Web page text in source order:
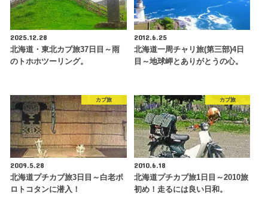
2025.12.28
北海道・東北カブ旅37日目～雨
のトホホツーリング。
2012.6.25
北海道一周チャリ旅(第三部)4日
目～地球岬とありがとうの心。
カブ旅
2009.5.28
北海道プチカブ旅3日目～白老ポ
ロトコタンに潜入！
カブ旅
2010.6.18
北海道プチカブ旅1日目～2010旅
初め！走るには良い日和。